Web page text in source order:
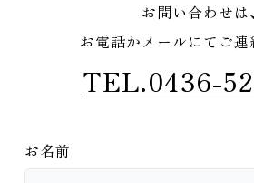
お問い合わせは、
お電話かメールにてご連
TEL.0436-
お名前